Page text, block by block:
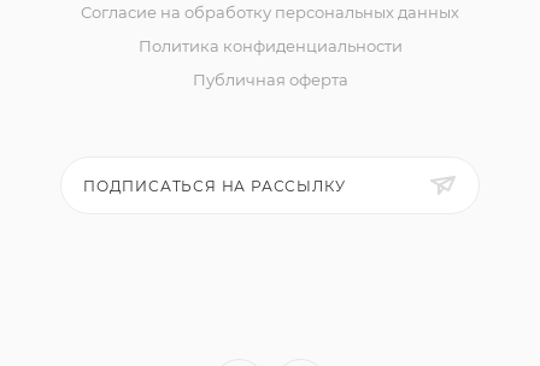
Согласие на обработку персональных данных
Политика конфиденциальности
Публичная оферта
ПОДПИСАТЬСЯ НА РАССЫЛКУ